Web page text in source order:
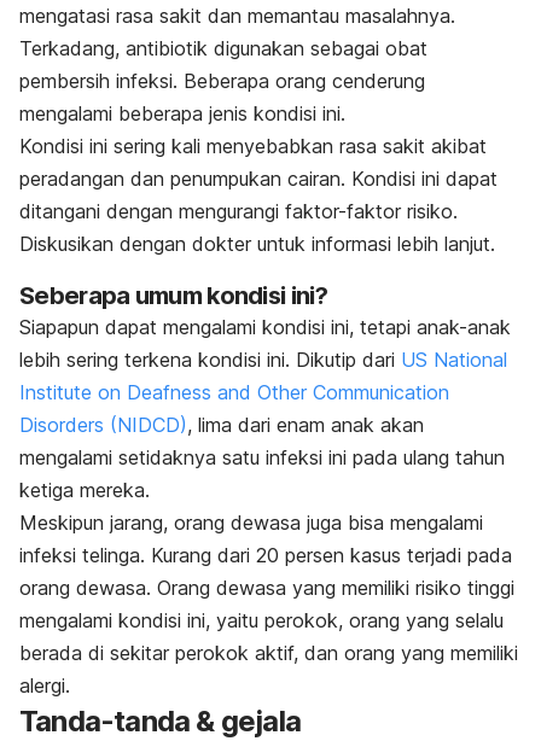
mengatasi rasa sakit dan memantau masalahnya.
Terkadang, antibiotik digunakan sebagai obat
pembersih infeksi. Beberapa orang cenderung
mengalami beberapa jenis kondisi ini.
Kondisi ini sering kali menyebabkan rasa sakit akibat
peradangan dan penumpukan cairan. Kondisi ini dapat
ditangani dengan mengurangi faktor-faktor risiko.
Diskusikan dengan dokter untuk informasi lebih lanjut.
Seberapa umum kondisi ini?
Siapapun dapat mengalami kondisi ini, tetapi anak-anak
lebih sering terkena kondisi ini. Dikutip dari US National
Institute on Deafness and Other Communication
Disorders (NIDCD), lima dari enam anak akan
mengalami setidaknya satu infeksi ini pada ulang tahun
ketiga mereka.
Meskipun jarang, orang dewasa juga bisa mengalami
infeksi telinga. Kurang dari 20 persen kasus terjadi pada
orang dewasa. Orang dewasa yang memiliki risiko tinggi
mengalami kondisi ini, yaitu perokok, orang yang selalu
berada di sekitar perokok aktif, dan orang yang memiliki
alergi.
Tanda-tanda & gejala